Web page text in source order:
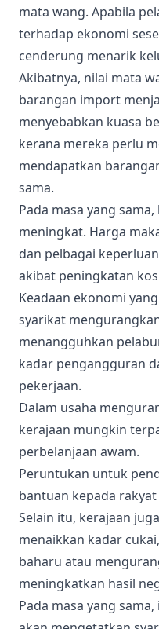
mata wang. Apabila
terhadap ekonomi
cenderung menarik
Akibatnya, nilai mata
barangan import
menyebabkan kuasa
kerana mereka perlu
mendapatkan
sama.
Pada masa yang
meningkat. Harga
dan pelbagai
akibat peningkatan
Keadaan ekonomi
syarikat
menangguhkan
kadar pengangguran
pekerjaan.
Dalam usaha
kerajaan mungkin
perbelanjaan awam.
Peruntukan untuk
bantuan kepada
Selain itu, kerajaan
menaikkan kadar
baharu atau
meningkatkan hasil
Pada masa yang